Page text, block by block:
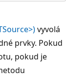
vyvolá
prvky. Pokud
pokud je